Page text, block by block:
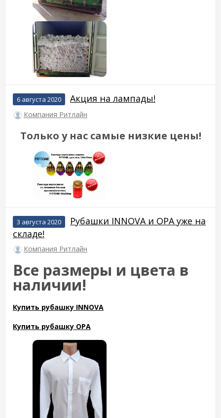
6 августа 2020 Акция на лампады!
Компания Ритлайн
Только у нас самые низкие цены!
3 августа 2020
Рубашки INNOVA и OPA уже на
складе!
Компания Ритлайн
Все размеры и цвета в
наличии!
Купить рубашку INNOVA
Купить рубашку OPA